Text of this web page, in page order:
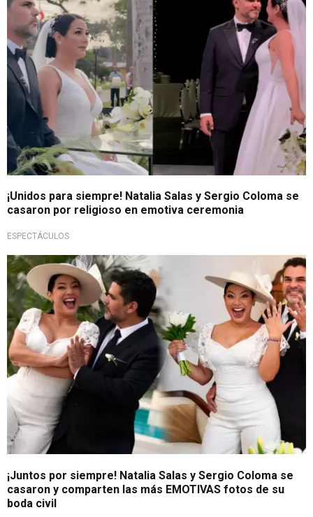
¡Unidos para siempre! Natalia Salas y Sergio Coloma se
casaron por religioso en emotiva ceremonia
ESPECTÁCULOS
¡Se dieron el sí!
¡Juntos por siempre! Natalia Salas y Sergio Coloma se
casaron y comparten las más EMOTIVAS fotos de su
boda civil